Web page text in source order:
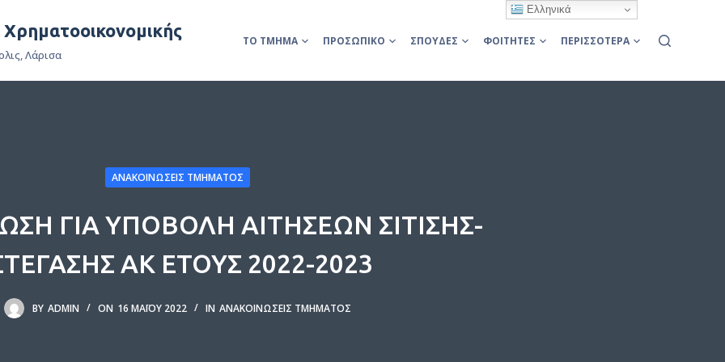
Λάρισα
ΤΟ ΤΜΉΜΑ ΠΡΟΣΩΠΙΚΌ ΣΠΟΥΔΈΣ ΦΟΙΤΗΤΈΣ ΠΕΡΙΣΣΌΤΕΡΑ
ΑΝΑΚΟΙΝΏΣΕΙΣ ΤΜΉΜΑΤΟΣ
ΓΙΑ ΥΠΟΒΟΛΗ ΑΙΤΗΣΕΩΝ ΣΙΤΙΣΗΣ-
ΑΚ ΕΤΟΥΣ 2022-2023
BY ADMIN ON 16 ΜΑΪ́ΟΥ 2022 IN ΑΝΑΚΟΙΝΏΣΕΙΣ ΤΜΉΜΑΤΟΣ
Ελληνικά